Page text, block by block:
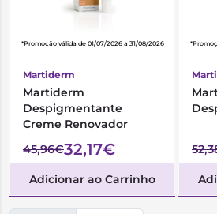
*Promoção válida de 01/07/2026 a 31/08/2026
Martiderm
Martiderm
Despigmentante
Creme Renovador
45,96€32,17€
Adicionar ao Carrinho